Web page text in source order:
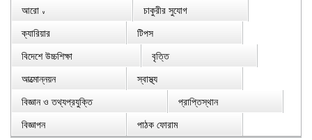
আরো ∨
চাকুরীর সুযোগ
ক্যারিয়ার
টিপস
বিদেশে উচ্চশিক্ষা
বৃত্তি
আত্মোন্নয়ন
স্বাস্থ্য
বিজ্ঞান ও তথ্যপ্রযুক্তি
প্রাপ্তিস্থান
বিজ্ঞাপন
পাঠক ফোরাম